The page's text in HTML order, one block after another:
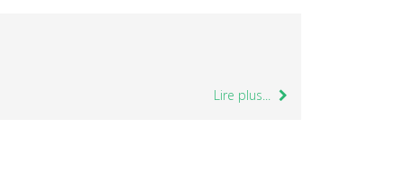
Lire plus...